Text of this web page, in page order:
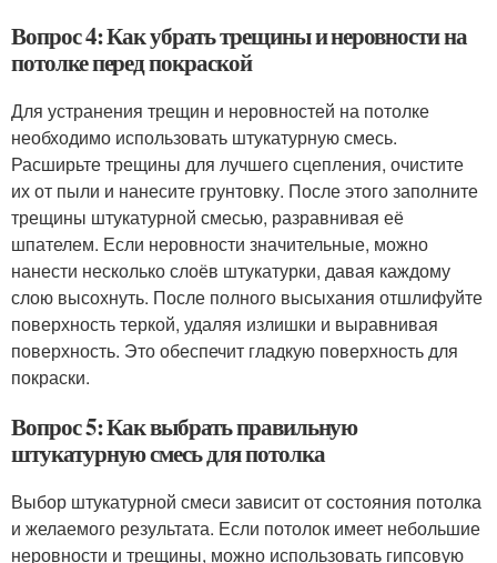
Вопрос 4: Как убрать трещины и неровности на
потолке перед покраской
Для устранения трещин и неровностей на потолке
необходимо использовать штукатурную смесь.
Расширьте трещины для лучшего сцепления, очистите
их от пыли и нанесите грунтовку. После этого заполните
трещины штукатурной смесью, разравнивая её
шпателем. Если неровности значительные, можно
нанести несколько слоёв штукатурки, давая каждому
слою высохнуть. После полного высыхания отшлифуйте
поверхность теркой, удаляя излишки и выравнивая
поверхность. Это обеспечит гладкую поверхность для
покраски.
Вопрос 5: Как выбрать правильную
штукатурную смесь для потолка
Выбор штукатурной смеси зависит от состояния потолка
и желаемого результата. Если потолок имеет небольшие
неровности и трещины, можно использовать гипсовую